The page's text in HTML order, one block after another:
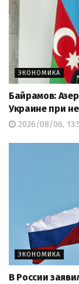
ЭКОНОМИКА
Байрамов:
Украине при
2026/08/06,
ЭКОНОМИКА
В России